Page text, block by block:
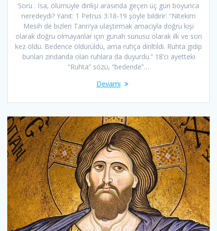
Soru : İsa, ölümüyle dirilişi arasında geçen üç gün boyunca
neredeydi? Yanıt: 1 Petrus 3:18-19 şöyle bildirir: “Nitekim
Mesih de bizleri Tanrı’ya ulaştırmak amacıyla doğru kişi
olarak doğru olmayanlar için günah sunusu olarak ilk ve son
kez öldü. Bedence öldürüldü, ama ruhça diriltildi. Ruhta gidip
bunları zindanda olan ruhlara da duyurdu.” 18’ci ayetteki
“Ruhta” sözü, “bedende”…
Devamı